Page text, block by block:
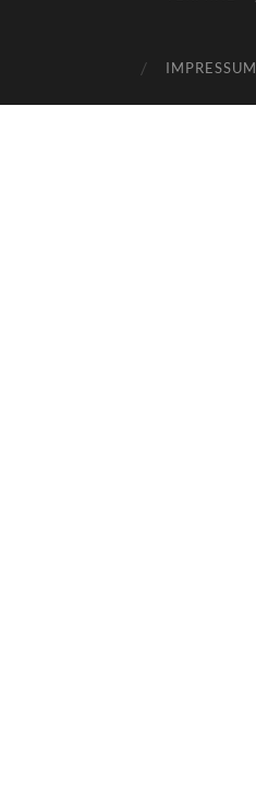
IMPRESSUM